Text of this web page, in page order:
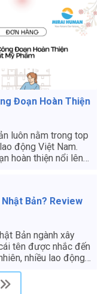
không quá khắt
đây sẽ cung cấp
Đoạn Hoàn Thiện
luôn nằm trong top
động Việt Nam.
hoàn thiện nổi lên
về đơn hàng này
Bản? Review